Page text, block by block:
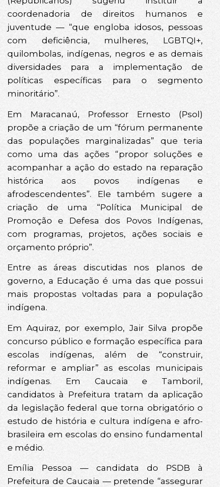
coordenadoria de direitos humanos e
juventude — “que engloba idosos, pessoas
com deficiência, mulheres, LGBTQI+,
quilombolas, indígenas, negros e as demais
diversidades para a implementação de
políticas específicas para o segmento
minoritário”.
Em Maracanaú, Professor Ernesto (Psol)
propõe a criação de um “fórum permanente
das populações marginalizadas” que teria
como uma das ações “propor soluções e
acompanhar a ação do estado na reparação
histórica aos povos indígenas e
afrodescendentes”. Ele também sugere a
criação de uma “Política Municipal de
Promoção e Defesa dos Povos Indígenas,
com programas, projetos, ações sociais e
orçamento próprio”.
Entre as áreas discutidas nos planos de
governo, a Educação é uma das que possui
mais propostas voltadas para a população
indígena.
Em Aquiraz, por exemplo, Jair Silva propõe
concurso público e formação específica para
escolas indígenas, além de “construir,
reformar e ampliar” as escolas municipais
indígenas. Em Caucaia e Tamboril,
candidatos à Prefeitura tratam da aplicação
da legislação federal que torna obrigatório o
estudo de história e cultura indígena e afro-
brasileira em escolas do ensino fundamental
e médio.
Emília Pessoa — candidata do PSDB à
Prefeitura de Caucaia — pretende “assegurar